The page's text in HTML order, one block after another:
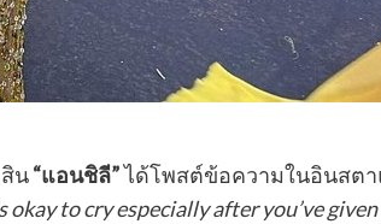
น“แอนชิลี”ได้โพสต์ข้อความในอินสต
okay to cry especially after you’ve